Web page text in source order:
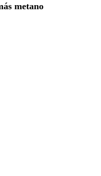
metano